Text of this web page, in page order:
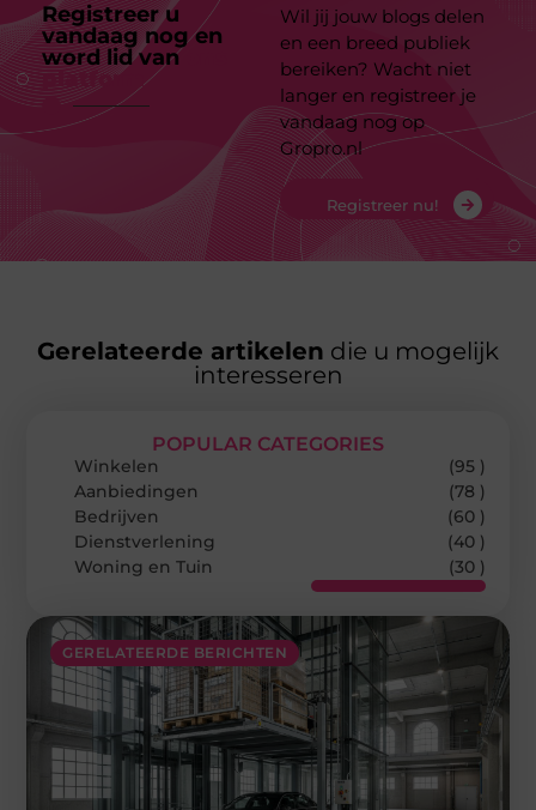
Registreer u
vandaag nog en
word lid van
platform
Wil jij jouw blogs delen
en een breed publiek
bereiken? Wacht niet
langer en registreer je
vandaag nog op
Gropro.nl
Registreer nu!
Gerelateerde artikelen die u mogelijk
interesseren
GERELATEERDE BERICHTEN
POPULAR CATEGORIES
Winkelen
(95 )
Aanbiedingen
(78 )
Bedrijven
(60 )
Dienstverlening
(40 )
Woning en Tuin
(30 )